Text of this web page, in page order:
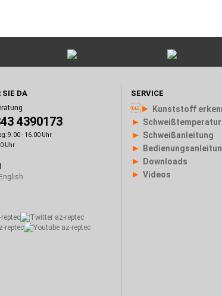
SIE DA
4390173
9.00 - 16.00 Uhr
Uhr
SERVICE
► Kunststoff
►
► Schweißanleitung
►
► Downloads
► Videos